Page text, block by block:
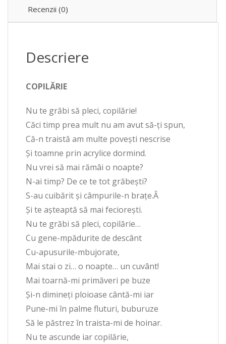
Recenzii (0)
Descriere
COPILĂRIE
Nu te grăbi să pleci, copilărie!
Căci timp prea mult nu am avut să-ți spun,
Că-n traistă am multe povești nescrise
Și toamne prin acrylice dormind.
Nu vrei să mai rămâi o noapte?
N-ai timp? De ce te tot grăbești?
S-au cuibărit și câmpurile-n brațe.Â
Și te așteaptă să mai feciorești.
Nu te grăbi să pleci, copilărie…
Cu gene-mpădurite de descânt
Cu-apusurile-mbujorate,
Mai stai o zi… o noapte… un cuvânt!
Mai toarnă-mi primăveri pe buze
Și-n dimineți ploioase cântă-mi iar
Pune-mi în palme fluturi, buburuze
Să le păstrez în traista-mi de hoinar.
Nu te ascunde iar copilărie,